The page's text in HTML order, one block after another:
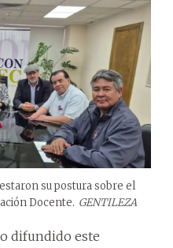
su postura sobre el
Docente. GENTILEZA
difundido este